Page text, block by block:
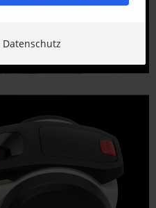
Datenschutz